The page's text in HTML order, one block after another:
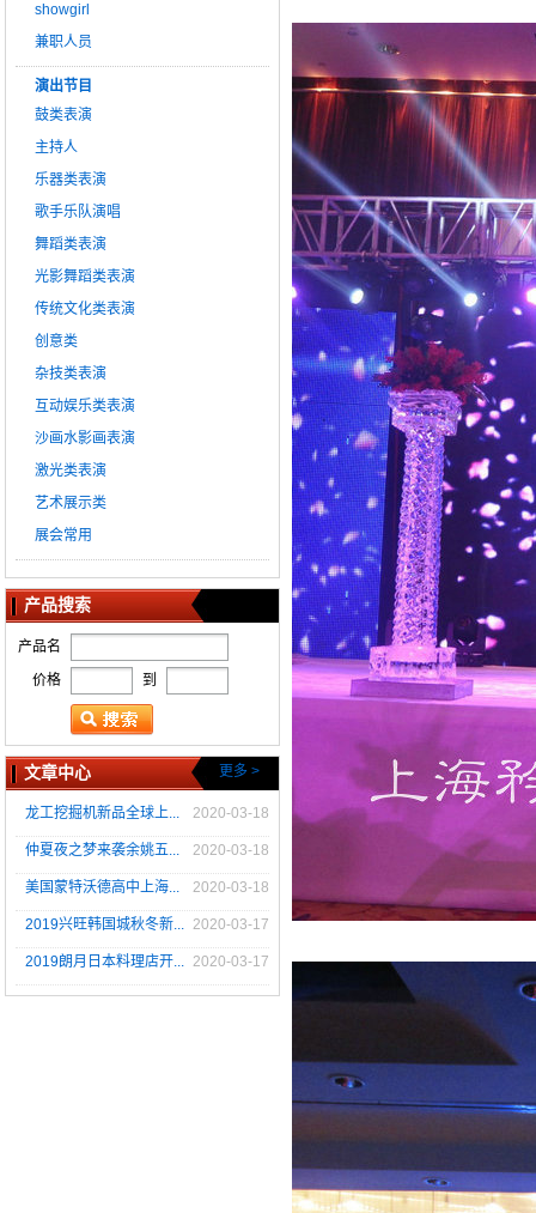
showgirl
兼职人员
演出节目
鼓类表演
主持人
乐器类表演
歌手乐队演唱
舞蹈类表演
光影舞蹈类表演
传统文化类表演
创意类
杂技类表演
互动娱乐类表演
沙画水影画表演
激光类表演
艺术展示类
展会常用
产品搜索
产品名
价格
到
文章中心 更多 >
龙工挖掘机新品全球上... 2020-03-18
仲夏夜之梦来袭余姚五... 2020-03-18
美国蒙特沃德高中上海... 2020-03-18
2019兴旺韩国城秋冬新... 2020-03-17
2019朗月日本料理店开... 2020-03-17